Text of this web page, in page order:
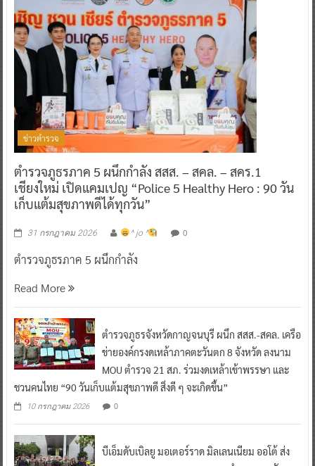
ข่าวตำรวจ
ตำรวจภูธรภาค 5 ผนึกกำลัง สสส. – สคล. – สคร.1
เชียงใหม่ เปิดแคมเปญ “Police 5 Healthy Hero : 90 วัน
เก็บแต้มสุขภาพดีได้ทุกวัน”
31 กรกฎาคม 2026 ^ jo ^ 0
ตำรวจภูธรภาค 5 ผนึกกำลัง
Read More
ตำรวจภูธรจังหวัดกาญจนบุรี ผนึก สสส.-สคล. เครือ
ข่ายองค์กรงดเหล้าภาคตะวันตก 8 จังหวัด ลงนาม
MOU ตำรวจ 21 สภ. ร่วมงดเหล้าเข้าพรรษา และ
ชวนคนไทย “90 วันเก็บแต้มสุขภาพดี สิ่งดี ๆ จะเกิดขึ้น”
10 กรกฎาคม 2026 0
บีเอ็มดับเบิลยู มอเตอร์ราด มิลเลนเนียม ออโต้ ส่ง